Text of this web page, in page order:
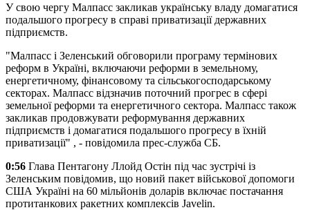
У свою чергу Малпасс закликав українську владу домагатися
подальшого прогресу в справі приватизації державних
підприємств.
"Малпасс і Зеленський обговорили програму термінових
реформ в Україні, включаючи реформи в земельному,
енергетичному, фінансовому та сільськогосподарському
секторах. Малпасс відзначив поточний прогрес в сфері
земельної реформи та енергетичного сектора. Малпасс також
закликав продовжувати реформування державних
підприємств і домагатися подальшого прогресу в їхній
приватизації" , - повідомила прес-служба СБ.
0:56 Глава Пентагону Ллойд Остін під час зустрічі із
Зеленським повідомив, що новий пакет військової допомоги
США Україні на 60 мільйонів доларів включає постачання
протитанкових ракетних комплексів Javelin.